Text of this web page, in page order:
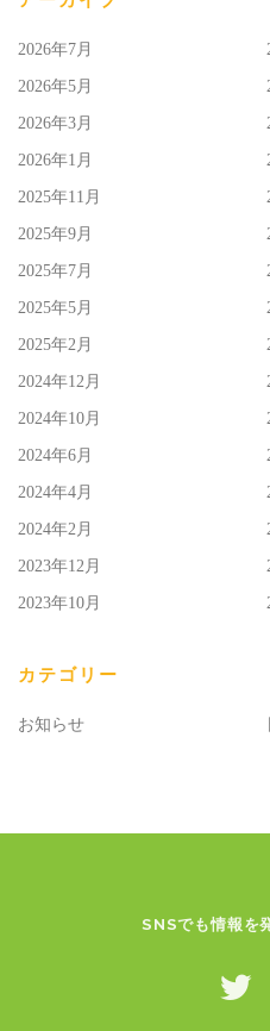
2026年7月
2026年5月
2026年3月
2026年1月
2025年11月
2025年9月
2025年7月
2025年5月
2025年2月
2024年12月
2024年10月
2024年6月
2024年4月
2024年2月
2023年12月
2023年10月
カテゴリー
お知らせ
SNSでも情報を